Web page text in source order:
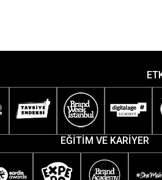
EĞİTİM VE KARİYER